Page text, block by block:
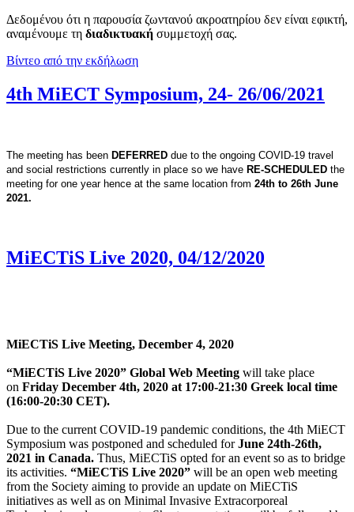
Δεδομένου ότι η παρουσία ζωντανού ακροατηρίου δεν είναι εφικτή,
αναμένουμε τη διαδικτυακή συμμετοχή σας.
Βίντεο από την εκδήλωση
4th MiECT Symposium, 24- 26/06/2021
The meeting has been DEFERRED due to the ongoing COVID-19 travel
and social restrictions currently in place so we have RE-SCHEDULED the
meeting for one year hence at the same location from 24th to 26th June
2021.
MiECTiS Live 2020, 04/12/2020
MiECTiS Live Meeting, December 4, 2020
“MiECTiS Live 2020” Global Web Meeting will take place
on Friday December 4th, 2020 at 17:00-21:30 Greek local time
(16:00-20:30 CET).
Due to the current COVID-19 pandemic conditions, the 4th MiECT
Symposium was postponed and scheduled forJune 24th-26th,
2021 in Canada. Thus, MiECTiS opted for an event so as to bridge
its activities. “MiECTiS Live 2020” will be an open web meeting
from the Society aiming to provide an update on MiECTiS
initiatives as well as on Minimal Invasive Extracorporeal